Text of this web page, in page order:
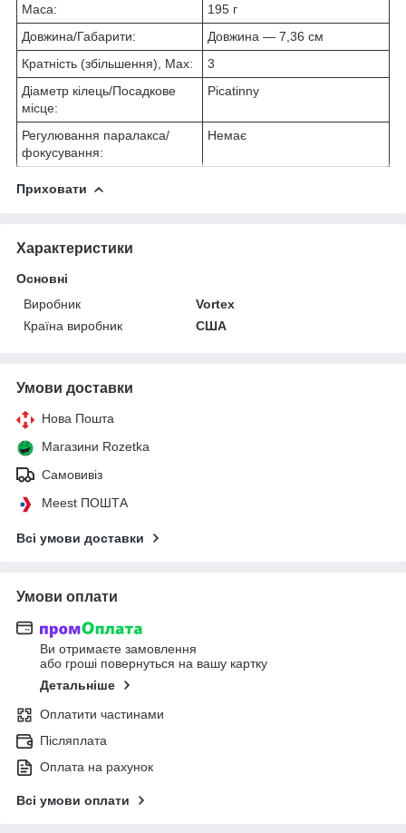
Маса:
195 г
Довжина/Габарити:
Довжина — 7,36 см
Кратність (збільшення), Max:
3
Діаметр кілець/Посадкове
місце:
Picatinny
Регулювання паралакса/
фокусування:
Немає
Приховати
Характеристики
Основні
Виробник
Vortex
Країна виробник
США
Умови доставки
Нова Пошта
Магазини Rozetka
Самовивіз
Meest ПОШТА
Всі умови доставки
Умови оплати
Ви отримаєте замовлення
або гроші повернуться на вашу картку
Детальніше
Оплатити частинами
Післяплата
Оплата на рахунок
Всі умови оплати